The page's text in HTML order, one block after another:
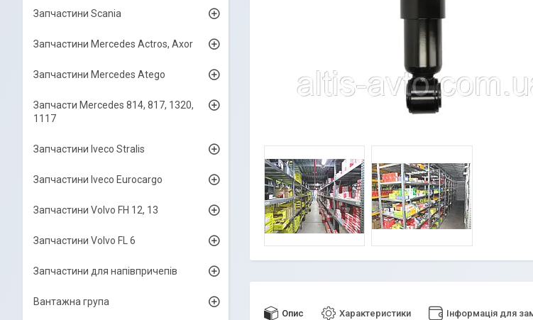
Опис Характеристики Інформація для
Запчастини Scania
Запчастини Mercedes Actros, Axor
Запчастини Mercedes Atego
Запчасти Mercedes 814, 817, 1320,
1117
Запчастини Iveco Stralis
Запчастини Iveco Eurocargo
Запчастини Volvo FH 12, 13
Запчастини Volvo FL 6
Запчастини для напівпричепів
Вантажна група